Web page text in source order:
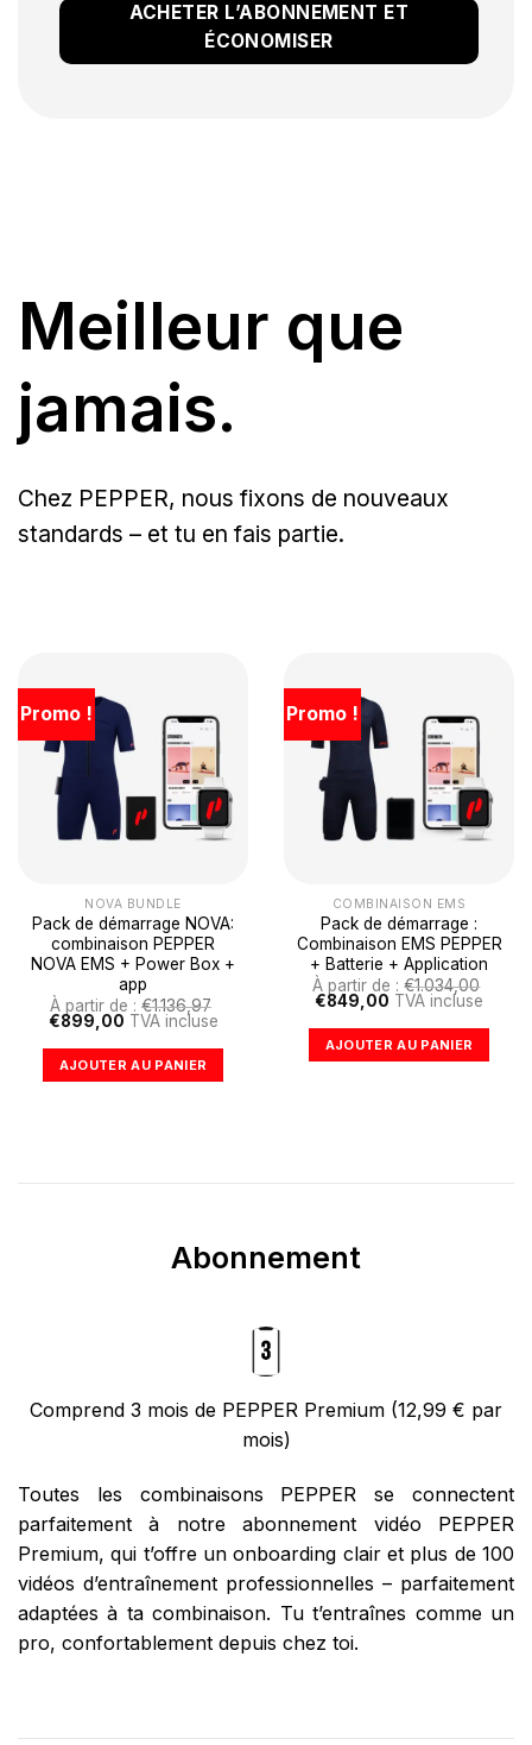
ACHETER L’ABONNEMENT ET
ÉCONOMISER
Meilleur que
jamais.
Chez PEPPER, nous fixons de nouveaux
standards – et tu en fais partie.
Promo !
NOVA BUNDLE
Pack de démarrage NOVA:
combinaison PEPPER
NOVA EMS + Power Box +
app
À partir de : €1.136,97
Le
initial
était :
€1.136,97.
€899,00Le
actuel
est :
€899,00.
TVA incluse
AJOUTER AU PANIER
Promo !
COMBINAISON EMS
Pack de démarrage :
Combinaison EMS PEPPER
+ Batterie + Application
À partir de :€1.034,00
Le
initial
était :
€1.034,00.
€849,00 Le
actuel
est :
€849,00.
TVA incluse
AJOUTER AU PANIER
Abonnement
Comprend 3 mois de PEPPER Premium (12,99 € par
mois)
Toutes les combinaisons PEPPER se connectent
parfaitement à notre abonnement vidéo PEPPER
Premium, qui t’offre un onboarding clair et plus de 100
vidéos d’entraînement professionnelles – parfaitement
adaptées à ta combinaison. Tu t’entraînes comme un
pro, confortablement depuis chez toi.